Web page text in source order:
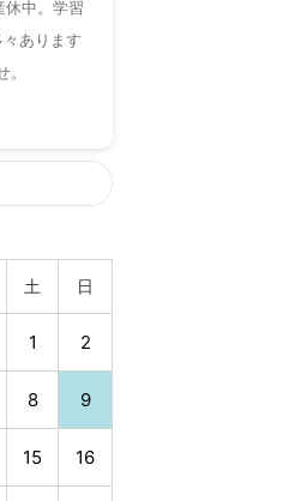
中。学習
あります
土 日
1 2
8 9
15 16